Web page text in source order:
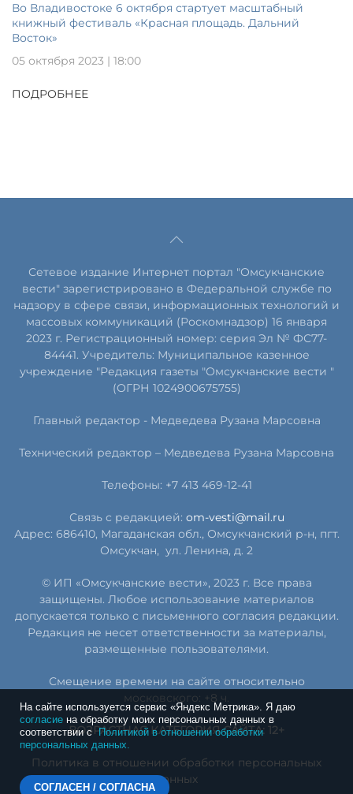
Во Владивостоке 6 октября стартует масштабный
книжный фестиваль «Красная площадь. Дальний
Восток»
05 октября 2023 | 18:00
ПОДРОБНЕЕ
На сайте используется сервис «Яндекс Метрика». Я даю
согласие на обработку моих персональных данных в
соответствии сПолитикой в отношении обработки
персональных данных.
СОГЛАСЕН / СОГЛАСНА
Сетевое издание Интернет портал "Омсукчанские
вести" зарегистрировано в Федеральной службе по
надзору в сфере связи, информационных технологий и
массовых коммуникаций (Роскомнадзор) 16 января
2023 г. Регистрационный номер: серия Эл № ФС77-
84441. Учредитель: Муниципальное казенное
учреждение "Редакция газеты "Омсукчанские вести "
(ОГРН 1024900675755)
Главный редактор - Медведева Рузана Марсовна
Технический редактор – Медведева Рузана Марсовна
Телефоны: +7 413 469-12-41
Связь с редакцией: om-vesti@mail.ru
Адрес: 686410, Магаданская обл., Омсукчанский р-н, пгт.
Омсукчан, ул. Ленина, д. 2
© ИП «Омсукчанские вести», 2023 г. Все права
защищены. Любое использование материалов
допускается только с письменного согласия редакции.
Редакция не несет ответственности за материалы,
размещенные пользователями.
Смещение времени на сайте относительно
московского: +8 ч.
ВОЗРАСТНАЯ КАТЕГОРИЯ САЙТА: 12+
Политика в отношении обработки персональных
данных